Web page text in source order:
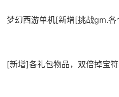
梦幻西游单机[新增[挑战gm.各
[新增]各礼包物品，双倍掉宝